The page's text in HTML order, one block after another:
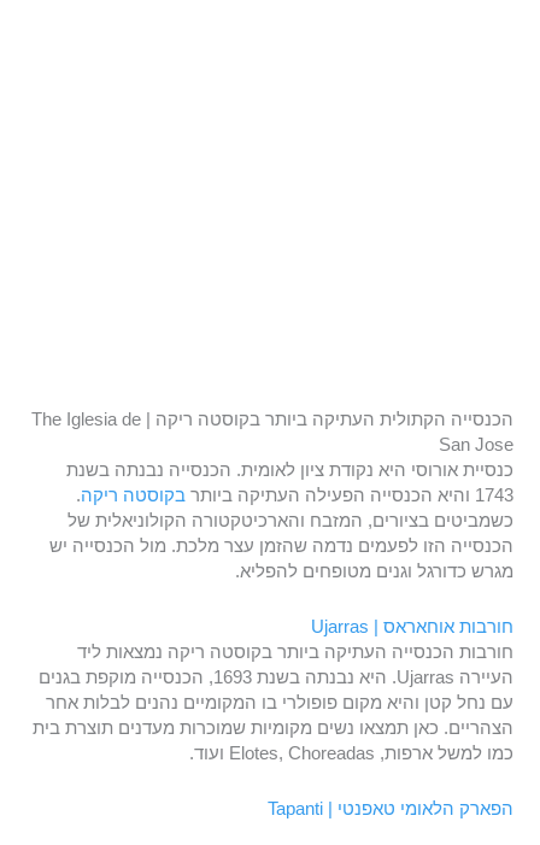
הכנסייה הקתולית העתיקה ביותר בקוסטה ריקה | The Iglesia de
San Jose
כנסיית אורוסי היא נקודת ציון לאומית. הכנסייה נבנתה בשנת
1743 והיא הכנסייה הפעילה העתיקה ביותר
בקוסטה ריקה.
כשמביטים בציורים, המזבח והארכיטקטורה הקולוניאלית של
הכנסייה הזו לפעמים נדמה שהזמן עצר מלכת. מול הכנסייה יש
מגרש כדורגל וגנים מטופחים להפליא.
חורבות אוחאראס | Ujarras
חורבות הכנסייה העתיקה ביותר בקוסטה ריקה נמצאות ליד
העיירה Ujarras. היא נבנתה בשנת 1693, הכנסייה מוקפת בגנים
עם נחל קטן והיא מקום פופולרי בו המקומיים נהנים לבלות אחר
הצהריים. כאן תמצאו נשים מקומיות שמוכרות מעדנים תוצרת בית
כמו למשל ארפות, Elotes, Choreadas ועוד.
הפארק הלאומי טאפנטי | Tapanti